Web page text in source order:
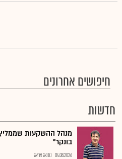
חיפושים אחרונים
חדשות
מנהל ההשקעות
בונקר"
04.08.2026 נתנאל אריאל